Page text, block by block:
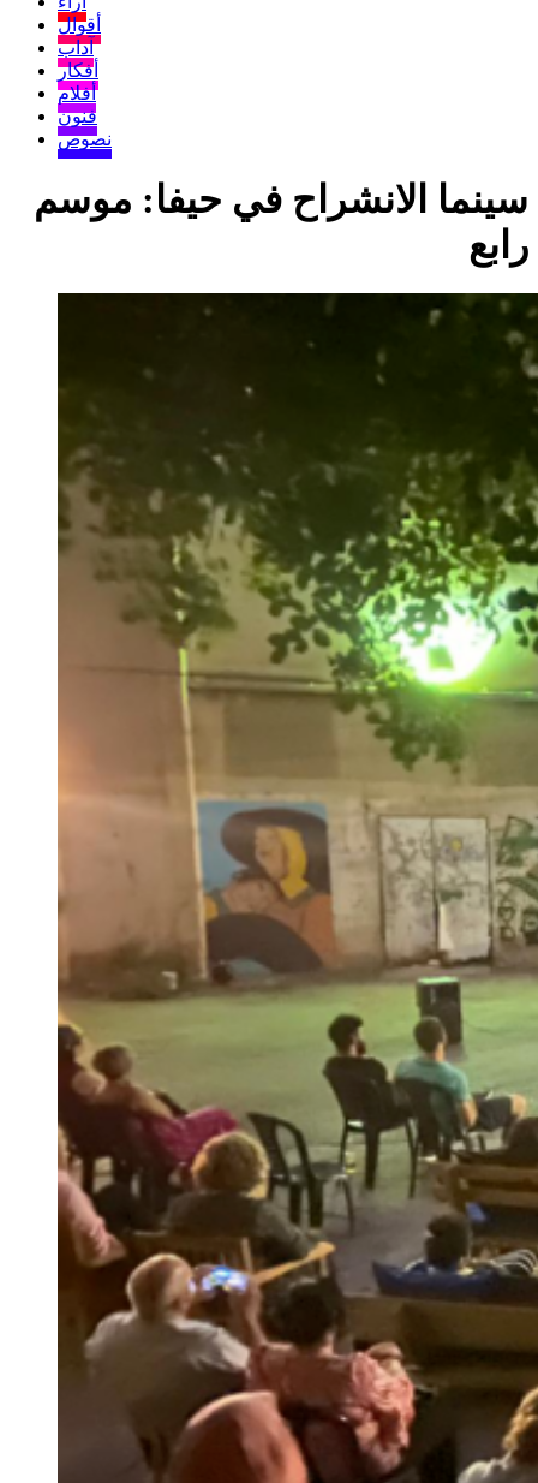
أقوال
آداب
أفكار
أفلام
فنون
نصوص
سينما الانشراح في حيفا: موسم
رابع